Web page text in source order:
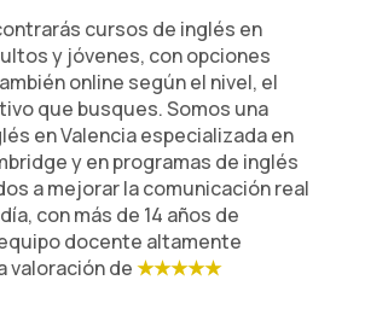
cursos de inglés en
y jóvenes, con opciones
online según el nivel, el
que busques. Somos una
en Valencia especializada en
y en programas de inglés
a mejorar la comunicación real
con más de 14 años de
docente altamente
valoración de★★★★★